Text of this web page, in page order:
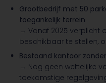
Grootbedrijf met 50
toegankelijk terrein
→ Vanaf 2025 verplicht
beschikbaar te stellen,
Bestaand kantoor
→ Nog geen wettelijke
toekomstige